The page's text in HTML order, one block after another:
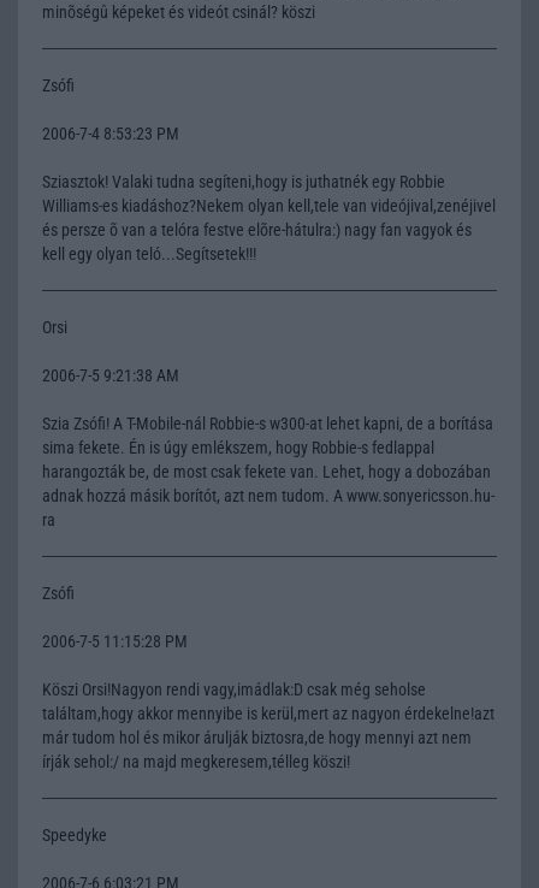
minõségû képeket és videót csinál? köszi
Zsófi
2006-7-4 8:53:23 PM
Sziasztok! Valaki tudna segíteni,hogy is juthatnék egy Robbie
Williams-es kiadáshoz?Nekem olyan kell,tele van videójival,zenéjivel
és persze õ van a telóra festve elõre-hátulra:) nagy fan vagyok és
kell egy olyan teló...Segítsetek!!!
Orsi
2006-7-5 9:21:38 AM
Szia Zsófi! A T-Mobile-nál Robbie-s w300-at lehet kapni, de a borítása
sima fekete. Én is úgy emlékszem, hogy Robbie-s fedlappal
harangozták be, de most csak fekete van. Lehet, hogy a dobozában
adnak hozzá másik borítót, azt nem tudom. A www.sonyericsson.hu-
ra
Zsófi
2006-7-5 11:15:28 PM
Köszi Orsi!Nagyon rendi vagy,imádlak:D csak még seholse
találtam,hogy akkor mennyibe is kerül,mert az nagyon érdekelne!azt
már tudom hol és mikor árulják biztosra,de hogy mennyi azt nem
írják sehol:/ na majd megkeresem,télleg köszi!
Speedyke
2006-7-6 6:03:21 PM